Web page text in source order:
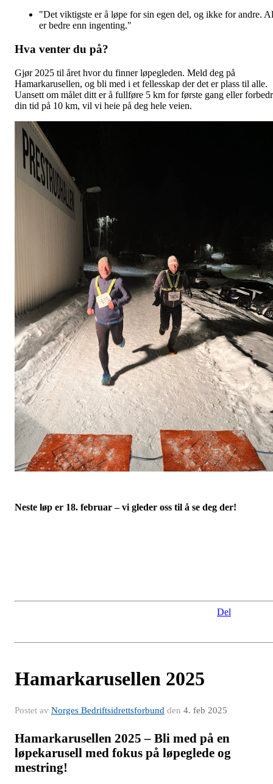
"Det viktigste er å løpe for sin egen del, og ikke for andre.
er bedre enn ingenting."
Hva venter du på?
Gjør 2025 til året hvor du finner løpegleden. Meld deg på
Hamarkarusellen, og bli med i et fellesskap der det er plass til alle.
Uansett om målet ditt er å fullføre 5 km for første gang eller
din tid på 10 km, vil vi heie på deg hele veien.
Neste løp er 18. februar – vi gleder oss til å se deg der!
Del
Hamarkarusellen 2025
Postet av Norges Bedriftsidrettsforbund den 4. feb 2025
Hamarkarusellen 2025 – Bli med på en
løpekarusell med fokus på løpeglede og
mestring!